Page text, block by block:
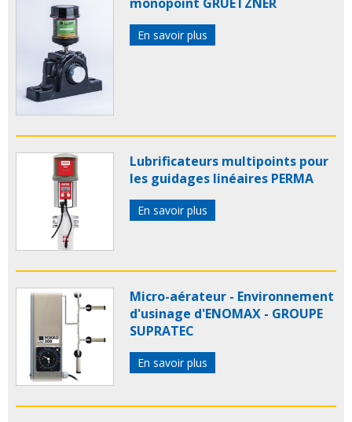
En savoir plus
Lubrificateurs multipoints pour
les guidages linéaires PERMA
En savoir plus
Micro-aérateur - Environnement
d'usinage d'ENOMAX - GROUPE
SUPRATEC
En savoir plus